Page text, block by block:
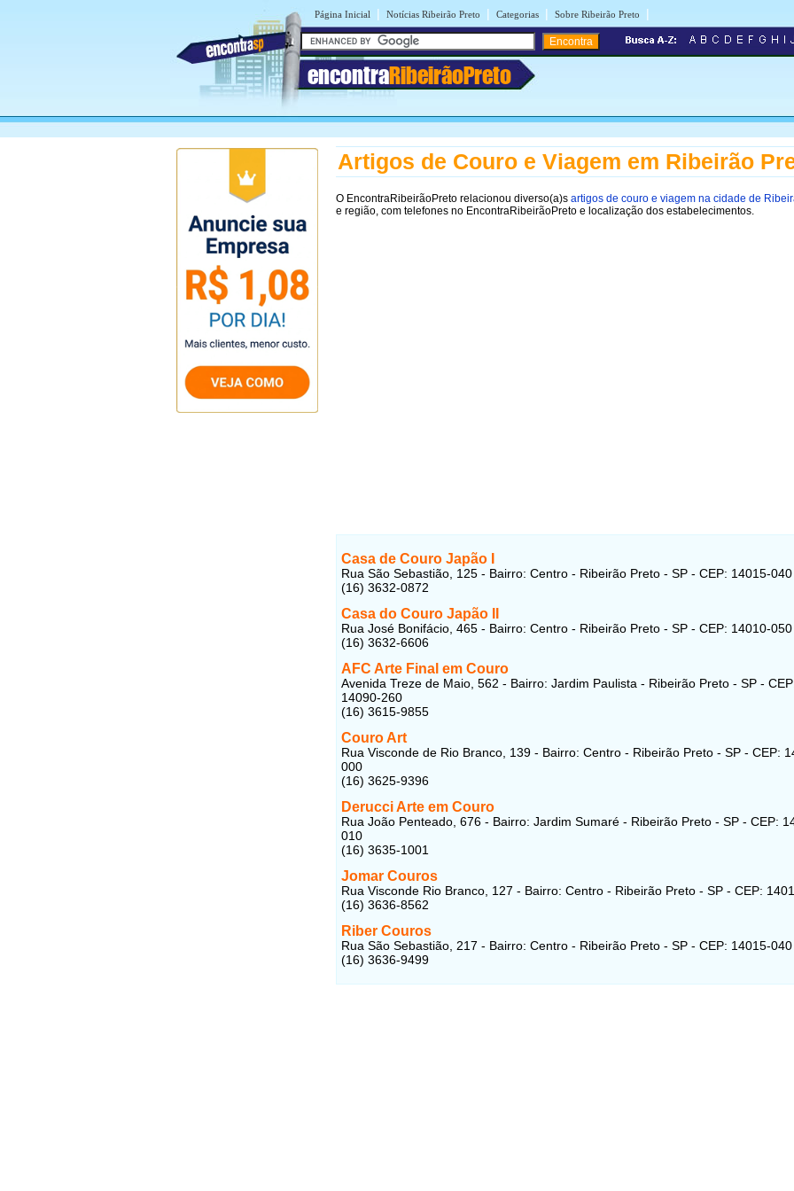
Página Inicial | Notícias Ribeirão Preto | Categorias | Sobre Ribeirão Preto |
encontraRibeirãoPreto
Artigos de Couro e Viagem em Ribeirão
O EncontraRibeirãoPreto relacionou diverso(a)s artigos de couro e viagem na cidade de
e região, com telefones no EncontraRibeirãoPreto e localização dos estabelecimentos.
Casa de Couro Japão I
Rua São Sebastião, 125 - Bairro: Centro - Ribeirão Preto - SP - CEP: 14015-040
(16) 3632-0872
Casa do Couro Japão
Rua José Bonifácio, 465 - Bairro: Centro - Ribeirão Preto - SP - CEP: 14010-050
(16) 3632-6606
AFC Arte Final em Couro
Avenida Treze de Maio, 562 - Bairro: Jardim Paulista - Ribeirão Preto - SP -
14090-260
(16) 3615-9855
Couro Art
Rua Visconde de Rio Branco, 139 - Bairro: Centro - Ribeirão Preto - SP - CEP:
000
(16) 3625-9396
Derucci Arte em Couro
Rua João Penteado, 676 - Bairro: Jardim Sumaré - Ribeirão Preto - SP - CEP:
010
(16) 3635-1001
Jomar Couros
Rua Visconde Rio Branco, 127 - Bairro: Centro - Ribeirão Preto - SP - CEP:
(16) 3636-8562
Riber Couros
Rua São Sebastião, 217 - Bairro: Centro - Ribeirão Preto - SP - CEP: 14015-040
(16) 3636-9499